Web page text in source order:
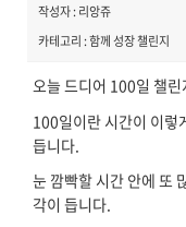
작성자 : 리앙쥬
카테고리 : 함께 성장 챌린지
오늘 드디어 100일 챌
100일이란 시간이 이렇
듭니다.
눈 깜빡할 시간 안에 또
각이 듭니다.